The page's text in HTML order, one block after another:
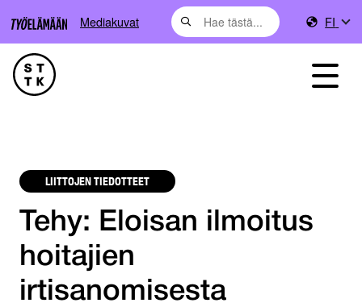
Mediakuvat FI
LIITTOJEN TIEDOTTEET
Tehy: Eloisan ilmoitus
hoitajien
irtisanomisesta